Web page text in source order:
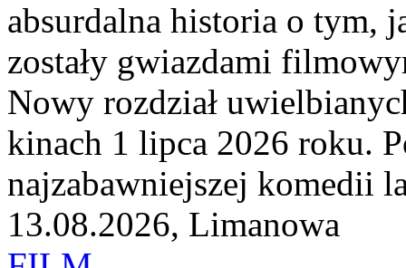
absurdalna historia o
zostały gwiazdami
Nowy rozdział
kinach 1 lipca 2026 roku.
najzabawniejszej komedii
13.08.2026, Limanowa